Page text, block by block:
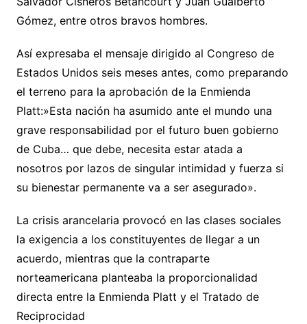
Gómez, entre otros bravos hombres.
Así expresaba el mensaje dirigido al Congreso de
Estados Unidos seis meses antes, como preparando
el terreno para la aprobación de la Enmienda
Platt:»Esta nación ha asumido ante el mundo una
grave responsabilidad por el futuro buen gobierno
de Cuba… que debe, necesita estar atada a
nosotros por lazos de singular intimidad y fuerza si
su bienestar permanente va a ser asegurado».
La crisis arancelaria provocó en las clases sociales
la exigencia a los constituyentes de llegar a un
acuerdo, mientras que la contraparte
norteamericana planteaba la proporcionalidad
directa entre la Enmienda Platt y el Tratado de
Reciprocidad